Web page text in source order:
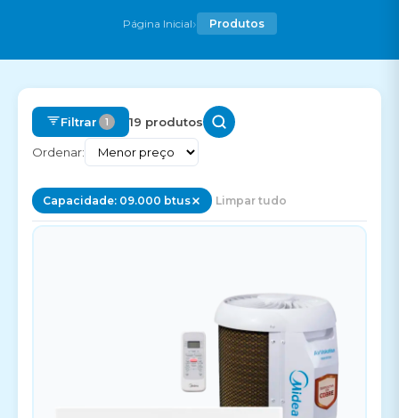
Página Inicial› Produtos
Filtrar 1 19 produtos
Ordenar:
Capacidade: 09.000 btus Limpar tudo